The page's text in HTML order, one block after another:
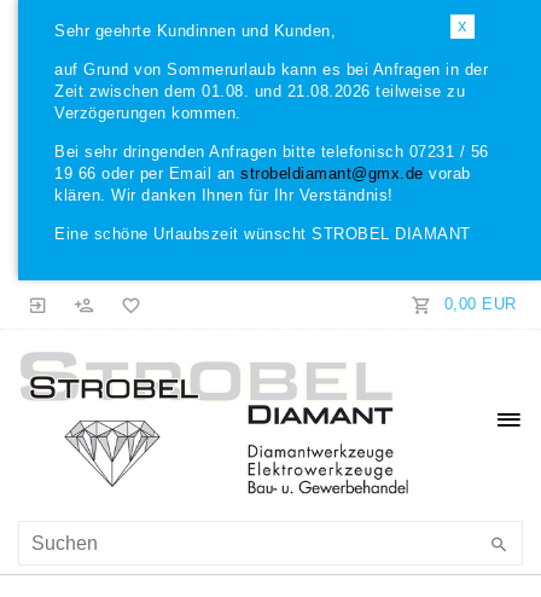
X
Sehr geehrte Kundinnen und Kunden,
auf Grund von Sommerurlaub kann es bei Anfragen in der
Zeit zwischen dem 01.08. und 21.08.2026 teilweise zu
Verzögerungen kommen.
Bei sehr dringenden Anfragen bitte telefonisch 07231 / 56
19 66 oder per Email an strobeldiamant@gmx.de vorab
klären. Wir danken Ihnen für Ihr Verständnis!
Eine schöne Urlaubszeit wünscht STROBEL DIAMANT
0,00 EUR